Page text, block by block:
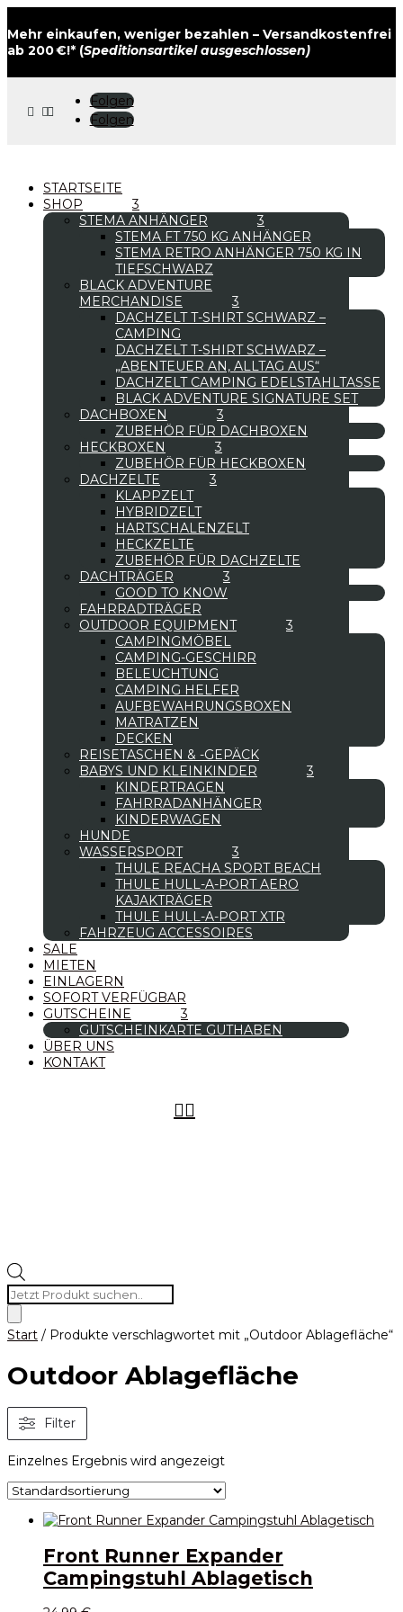
Mehr einkaufen, weniger bezahlen – Versandkostenfrei
ab 200 €!* (Speditionsartikel ausgeschlossen)
 
Folgen
Folgen
STARTSEITE
SHOP
STEMA ANHÄNGER
STEMA FT 750 KG ANHÄNGER
STEMA RETRO ANHÄNGER 750 KG IN
TIEFSCHWARZ
BLACK ADVENTURE
MERCHANDISE
DACHZELT T-SHIRT SCHWARZ –
CAMPING
DACHZELT T-SHIRT SCHWARZ –
„ABENTEUER AN, ALLTAG AUS“
DACHZELT CAMPING EDELSTAHLTASSE
BLACK ADVENTURE SIGNATURE SET
DACHBOXEN
ZUBEHÖR FÜR DACHBOXEN
HECKBOXEN
ZUBEHÖR FÜR HECKBOXEN
DACHZELTE
KLAPPZELT
HYBRIDZELT
HARTSCHALENZELT
HECKZELTE
ZUBEHÖR FÜR DACHZELTE
DACHTRÄGER
GOOD TO KNOW
FAHRRADTRÄGER
OUTDOOR EQUIPMENT
CAMPINGMÖBEL
CAMPING-GESCHIRR
BELEUCHTUNG
CAMPING HELFER
AUFBEWAHRUNGSBOXEN
MATRATZEN
DECKEN
REISETASCHEN & -GEPÄCK
BABYS UND KLEINKINDER
KINDERTRAGEN
FAHRRADANHÄNGER
KINDERWAGEN
HUNDE
WASSERSPORT
THULE REACHA SPORT BEACH
THULE HULL-A-PORT AERO
KAJAKTRÄGER
THULE HULL-A-PORT XTR
FAHRZEUG ACCESSOIRES
SALE
MIETEN
EINLAGERN
SOFORT VERFÜGBAR
GUTSCHEINE
GUTSCHEINKARTE GUTHABEN
ÜBER UNS
KONTAKT
Products
search

Start / Produkte verschlagwortet mit „Outdoor Ablagefläche“
Outdoor Ablagefläche
Filter
Einzelnes Ergebnis wird angezeigt
Front Runner Expander
Campingstuhl Ablagetisch